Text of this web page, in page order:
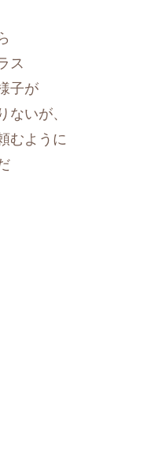
ス
子が
いが、
むように